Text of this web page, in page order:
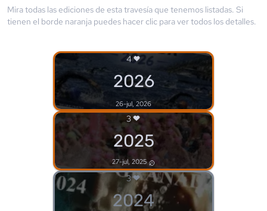
Mira todas las ediciones de esta travesía que tenemos listadas. Si
tienen el borde naranja puedes hacer clic para ver todos los detalles.
4
2026
26-jul, 2026
3
2025
27-jul, 2025
3
2024